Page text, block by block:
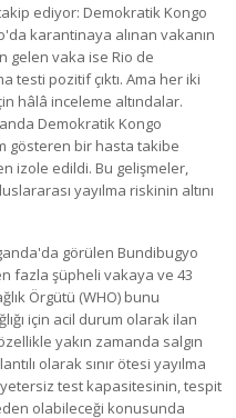
ediyor: Demokratik Kongo
karantinaya alınan vakanın
gelen vaka ise Rio de
testi pozitif çıktı. Ama her iki
hâlâ inceleme altındalar.
Demokratik Kongo
gösteren bir hasta takibe
izole edildi. Bu gelişmeler,
yayılma riskinin altını
görülen Bundibugyo
fazla şüpheli vakaya ve 43
Örgütü (WHO) bunu
için acil durum olarak ilan
yakın zamanda salgın
olarak sınır ötesi yayılma
test kapasitesinin, tespit
olabileceği konusunda